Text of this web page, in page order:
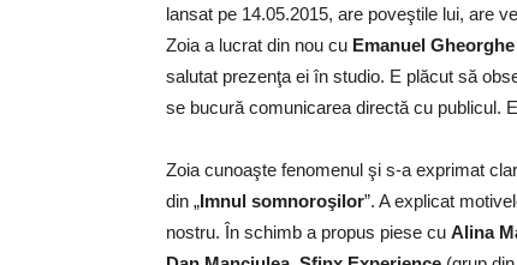
lansat pe 14.05.2015, are poveştile lui, are
Zoia a lucrat din nou cu Emanuel
salutat prezenţa ei în studio. E plăcut să
se bucură comunicarea directă cu publicul.
Zoia cunoaşte fenomenul şi s-a exprimat
din „Imnul somnoroşilor”. A explicat
nostru. În schimb a propus piese cu Alina